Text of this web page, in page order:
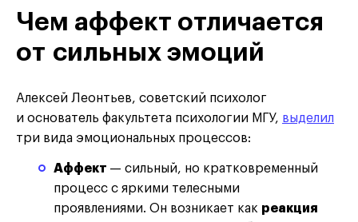
Чем аффект отличается
от сильных эмоций
Алексей Леонтьев, советский психолог
и основатель факультета психологии МГУ, выделил
три вида эмоциональных процессов:
Аффект — сильный, но кратковременный
процесс с яркими телесными
проявлениями. Он возникает как реакция